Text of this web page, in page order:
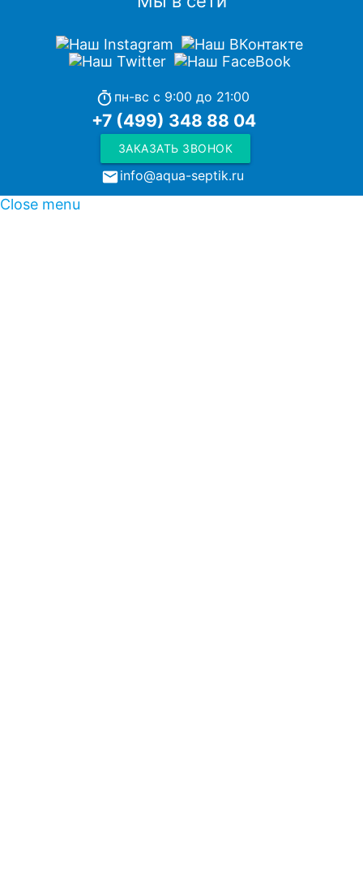
timer пн-вс с 9:00 до 21:00
+7 (499) 348 88 04
ЗАКАЗАТЬ ЗВОНОК
local_post_officeinfo@aqua-septik.ru
Close menu